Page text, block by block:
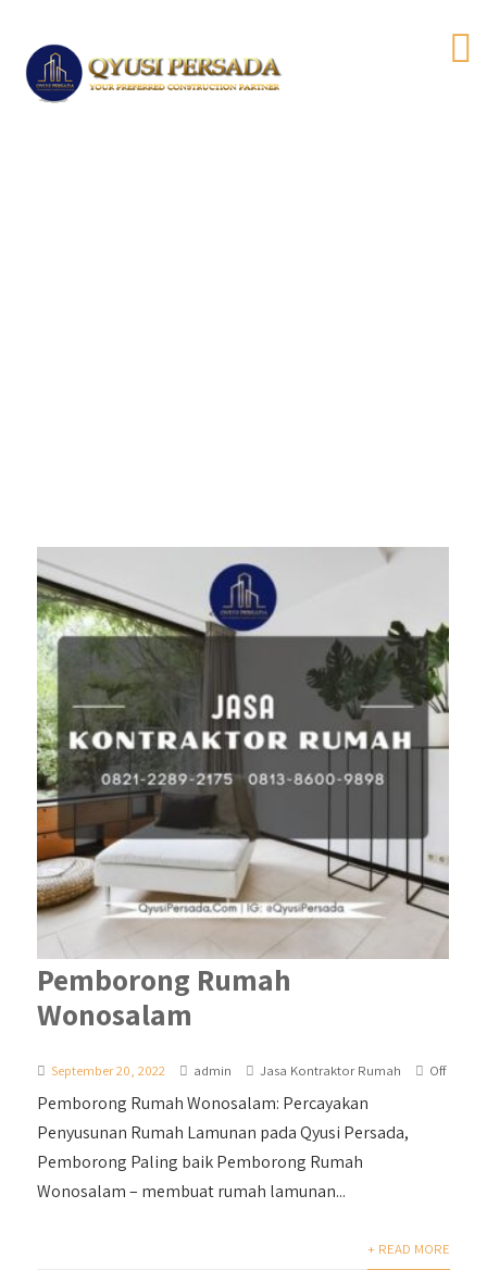
Pemborong Rumah
Wonosalam
September 20, 2022 admin Jasa Kontraktor Rumah Off
Pemborong Rumah Wonosalam: Percayakan
Penyusunan Rumah Lamunan pada Qyusi Persada,
Pemborong Paling baik Pemborong Rumah
Wonosalam – membuat rumah lamunan...
+ READ MORE